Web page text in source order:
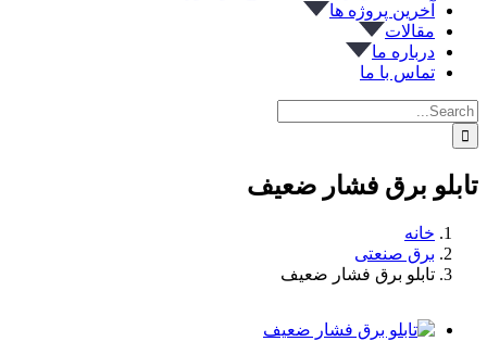
آخرین پروژه ها
مقالات
درباره ما
تماس با ما
Search
for:
تابلو برق فشار ضعیف
خانه
برق صنعتی
تابلو برق فشار ضعیف
تصویر